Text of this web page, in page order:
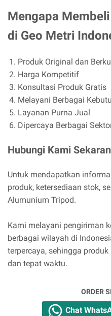
Mengapa
di Geo Metri
Produk Original dan
Harga Kompetitif
Konsultasi Produk Gratis
Melayani Berbagai
Layanan Purna Jual
Dipercaya Berbagai
Hubungi Kami
Untuk mendapatkan
produk, ketersediaan stok,
Alumunium Tripod.
Kami melayani pengiriman
berbagai wilayah di
terpercaya, sehingga
dan tepat waktu.
ORDER
Chat